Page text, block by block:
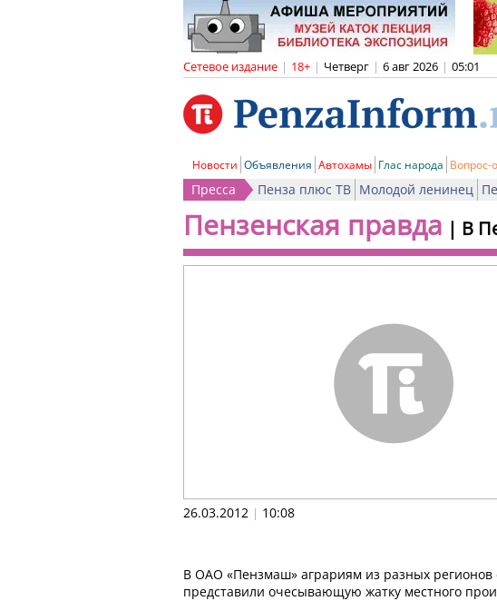
Сетевое издание | 18+ | Четверг | 6 авг 2026 | 05:01
Новости Объявления Автохамы Глас народа Вопрос-
Пресса Пенза плюс ТВ Молодой ленинец
Пензенская правда | В
26.03.2012 | 10:08
В ОАО «Пензмаш» аграриям из разных регионов
представили очесывающую жатку местного